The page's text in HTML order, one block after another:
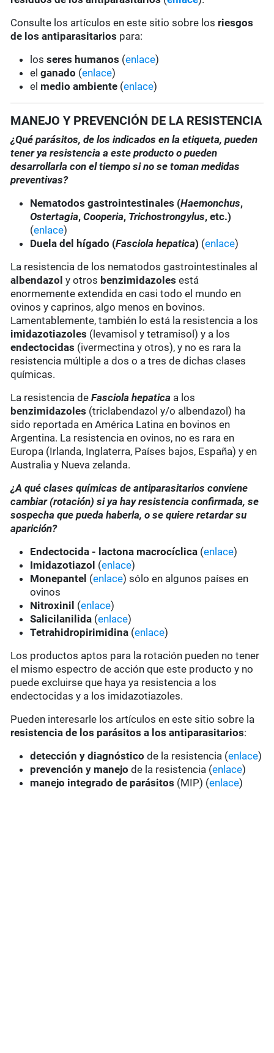
Consulte los artículos en este sitio sobre los riesgos
de los antiparasitarios para:
losseres humanos (enlace)
elganado (enlace)
el medio ambiente (enlace)
MANEJO Y PREVENCIÓN DE LA RESISTENCIA
¿Qué parásitos, de los indicados en la etiqueta, pueden
tener ya resistencia a este producto o pueden
desarrollarla con el tiempo si no se toman medidas
preventivas?
Nematodos gastrointestinales (Haemonchus,
Ostertagia,Cooperia, Trichostrongylus, etc.)
(enlace)
Duela del hígado (Fasciola hepatica) (enlace)
La resistencia de los nematodos gastrointestinales al
albendazoly otros benzimidazoles está
enormemente extendida en casi todo el mundo en
ovinos y caprinos, algo menos en bovinos.
Lamentablemente, también lo está la resistencia a los
imidazotiazoles (levamisol y tetramisol) y a los
endectocidas (ivermectina y otros), y no es rara la
resistencia múltiple a dos o a tres de dichas clases
químicas.
La resistencia deFasciola hepatica a los
benzimidazoles (triclabendazol y/o albendazol) ha
sido reportada en América Latina en bovinos en
Argentina. La resistencia en ovinos, no es rara en
Europa (Irlanda, Inglaterra, Países bajos, España) y en
Australia y Nueva zelanda.
¿A qué clases químicas de antiparasitarios conviene
cambiar (rotación) si ya hay resistencia confirmada, se
sospecha que pueda haberla, o se quiere retardar su
aparición?
Endectocida - lactona macrocíclica (enlace)
Imidazotiazol (enlace)
Monepantel (enlace) sólo en algunos países en
ovinos
Nitroxinil (enlace)
Salicilanilida (enlace)
Tetrahidropirimidina (enlace)
Los productos aptos para la rotación pueden no tener
el mismo espectro de acción que este producto y no
puede excluirse que haya ya resistencia a los
endectocidas y a los imidazotiazoles.
Pueden interesarle los artículos en este sitio sobre la
resistencia de los parásitos a los antiparasitarios:
detección y diagnóstico de la resistencia (enlace)
prevención y manejo de la resistencia (enlace)
manejo integrado de parásitos (MIP) (enlace)